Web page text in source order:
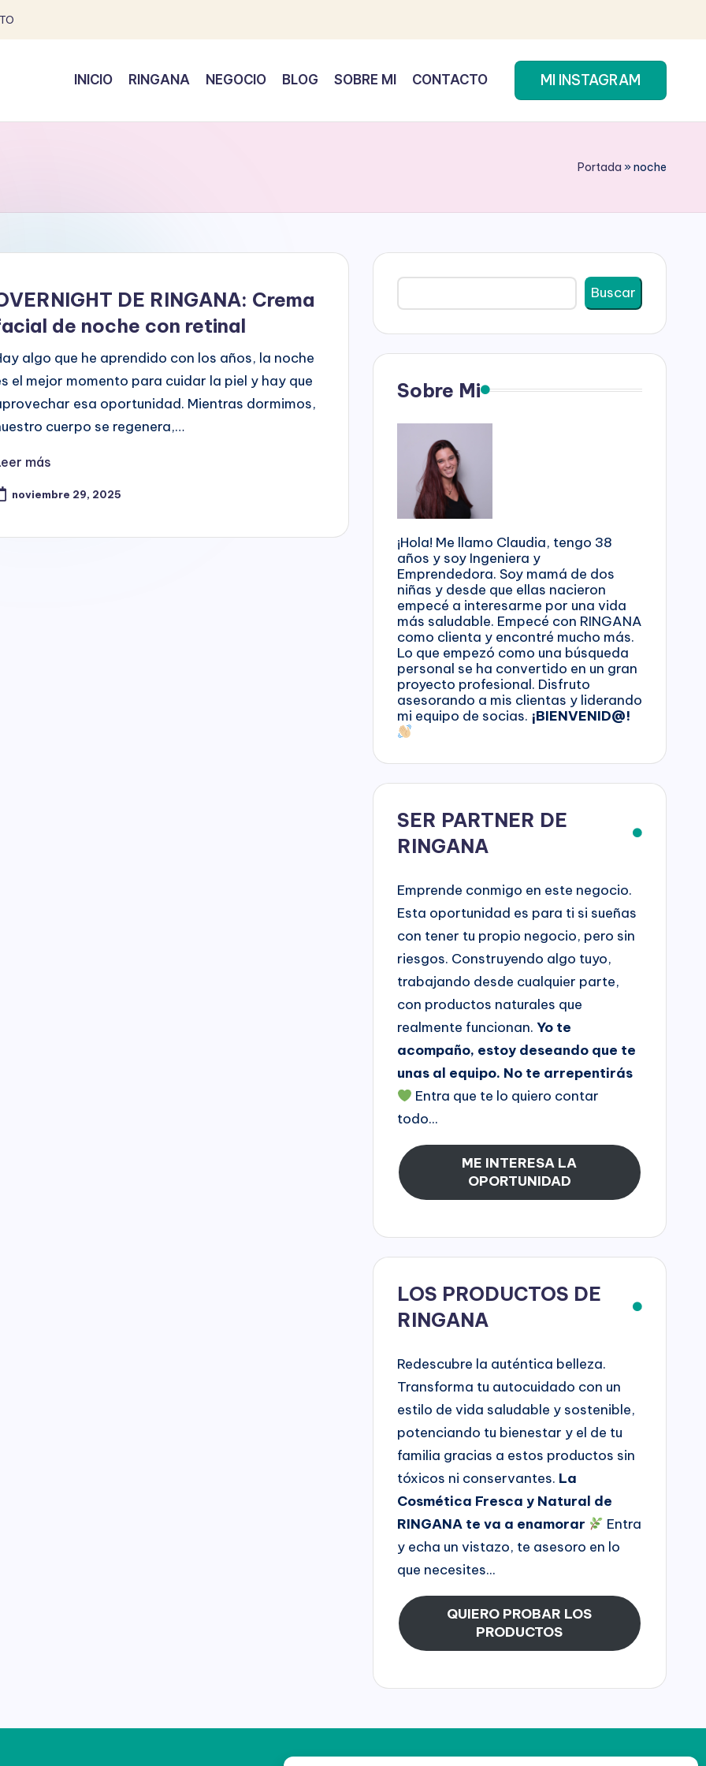
INICIO RINGANA NEGOCIO BLOG SOBRE MI CONTACTO MI INSTAGRAM
Portada »noche
DE RINGANA: Crema
de noche con retinal
algo que he aprendido con los años, la noche
el mejor momento para cuidar la piel y hay que
esa oportunidad. Mientras dormimos,
cuerpo se regenera,…
más
noviembre 29, 2025
Buscar
Buscar
Sobre Mi
¡Hola! Me llamo Claudia, tengo 38
años y soy Ingeniera y
Emprendedora. Soy mamá de dos
niñas y desde que ellas nacieron
empecé a interesarme por una vida
más saludable. Empecé con RINGANA
como clienta y encontré mucho más.
Lo que empezó como una búsqueda
personal se ha convertido en un gran
proyecto profesional. Disfruto
asesorando a mis clientas y liderando
mi equipo de socias. ¡BIENVENID@!
SER PARTNER DE
RINGANA
Emprende conmigo en este negocio.
Esta oportunidad es para ti si sueñas
con tener tu propio negocio, pero sin
riesgos. Construyendo algo tuyo,
trabajando desde cualquier parte,
con productos naturales que
realmente funcionan. Yo te
acompaño, estoy deseando que te
unas al equipo. No te arrepentirás
Entra que te lo quiero contar
todo...
ME INTERESA LA
OPORTUNIDAD
LOS PRODUCTOS DE
RINGANA
Redescubre la auténtica belleza.
Transforma tu autocuidado con un
estilo de vida saludable y sostenible,
potenciando tu bienestar y el de tu
familia gracias a estos productos sin
tóxicos ni conservantes. La
Cosmética Fresca y Natural de
RINGANA te va a enamorar
Entra
y echa un vistazo, te asesoro en lo
que necesites...
QUIERO PROBAR LOS
PRODUCTOS